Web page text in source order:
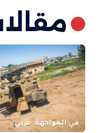
في المواجهة عربي